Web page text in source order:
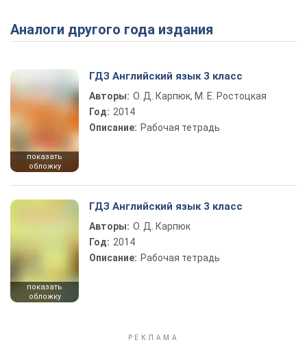
Play Video
Аналоги другого года издания
показать
обложку
ГДЗ Английский язык 3 класс
Авторы: О. Д. Карпюк, М. Е. Ростоцкая
Год: 2014
Описание: Рабочая тетрадь
показать
обложку
ГДЗ Английский язык 3 класс
Авторы: О. Д. Карпюк
Год: 2014
Описание: Рабочая тетрадь